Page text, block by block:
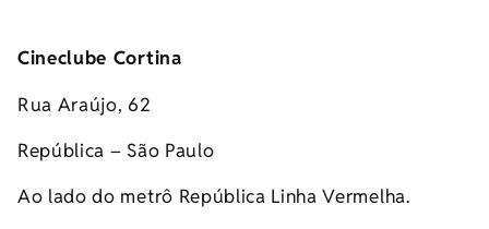
Cineclube Cortina
Rua Araújo, 62
República – São Paulo
Ao lado do metrô República Linha Vermelha.